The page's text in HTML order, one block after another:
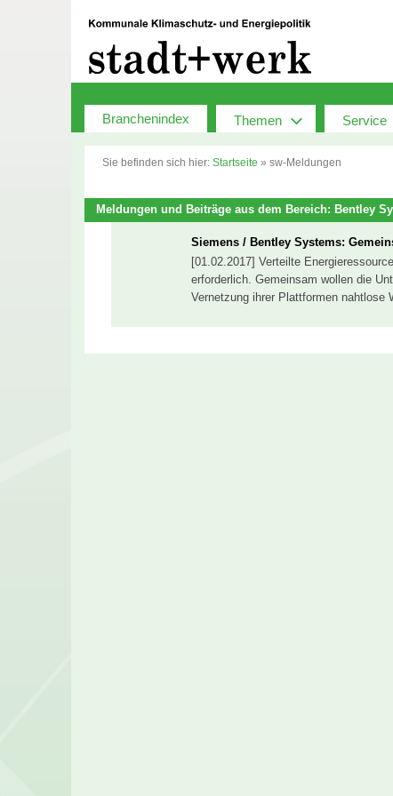
Branchenindex Themen Service
Sie befinden sich hier: Startseite » sw-Meldungen
Meldungen und Beiträge aus dem Bereich: Bentley
Siemens / Bentley Systems:
[01.02.2017] Verteilte
erforderlich. Gemeinsam wollen die
Vernetzung ihrer Plattformen nahtlose